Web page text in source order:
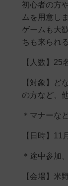
初心者の方
ムを用意し
ゲームも大
ちも来られ
【人数】25
【対象】ど
の方など、
＊マナーな
【日時】11
＊途中参加
【会場】米